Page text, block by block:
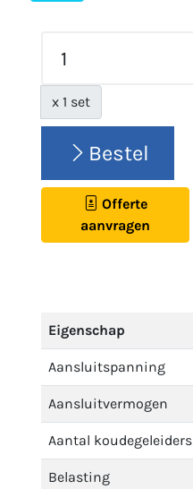
x 1 set
Bestel
Offerte
aanvragen
Eigenschap
Aansluitspanning
Aansluitvermogen
Aantal koudegeleiders
Belasting